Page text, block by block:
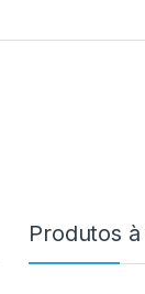
Produtos